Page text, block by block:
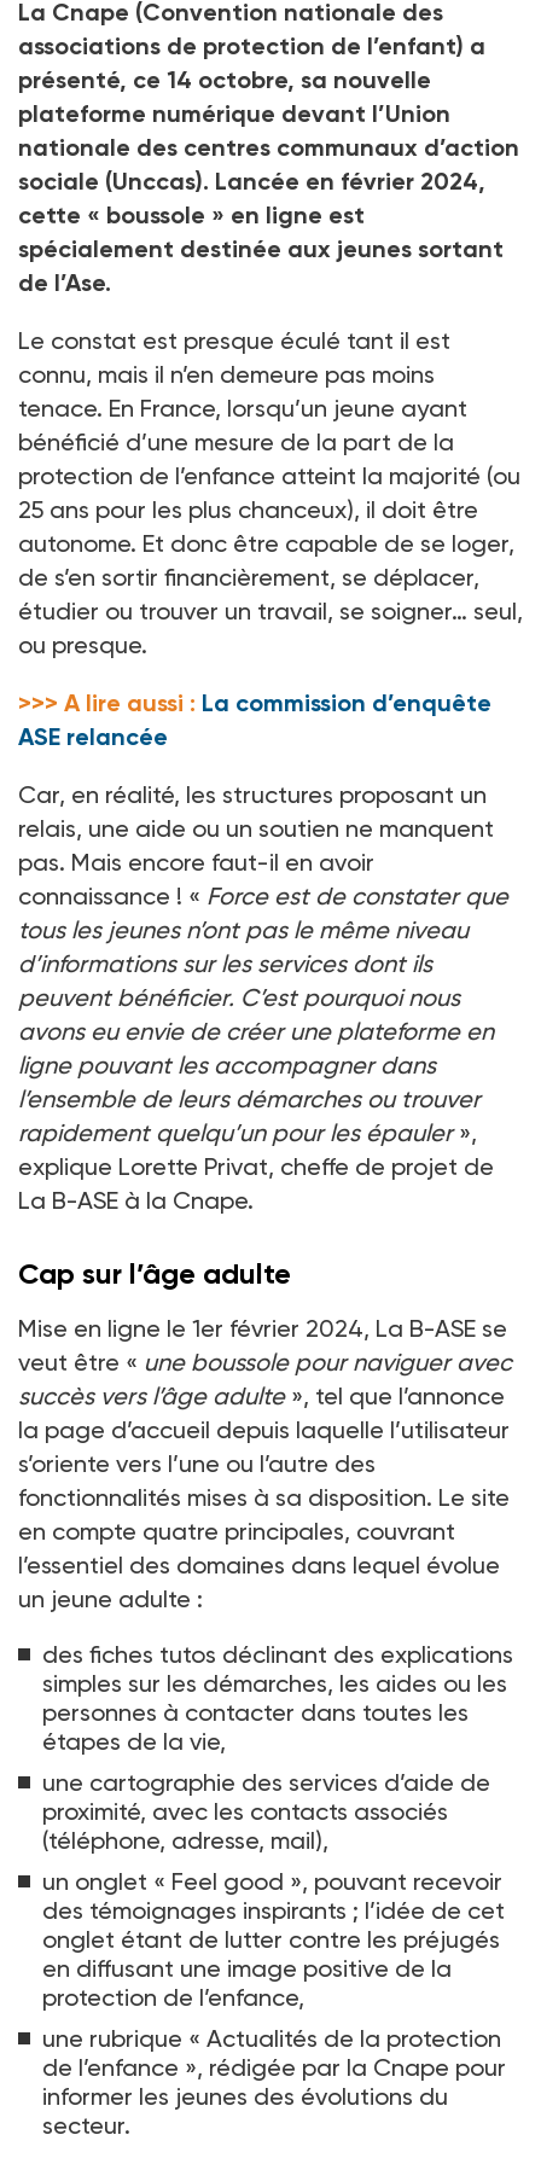
La Cnape (Convention nationale des
associations de protection de l’enfant) a
présenté, ce 14 octobre, sa nouvelle
plateforme numérique devant l’Union
nationale des centres communaux d’action
sociale (Unccas). Lancée en février 2024,
cette « boussole » en ligne est
spécialement destinée aux jeunes sortant
de l’Ase.
Le constat est presque éculé tant il est
connu, mais il n’en demeure pas moins
tenace. En France, lorsqu’un jeune ayant
bénéficié d’une mesure de la part de la
protection de l’enfance atteint la majorité (ou
25 ans pour les plus chanceux), il doit être
autonome. Et donc être capable de se loger,
de s’en sortir financièrement, se déplacer,
étudier ou trouver un travail, se soigner… seul,
ou presque.
>>> A lire aussi : La commission d’enquête
ASE relancée
Car, en réalité, les structures proposant un
relais, une aide ou un soutien ne manquent
pas. Mais encore faut-il en avoir
connaissance ! « Force est de constater que
tous les jeunes n’ont pas le même niveau
d’informations sur les services dont ils
peuvent bénéficier. C’est pourquoi nous
avons eu envie de créer une plateforme en
ligne pouvant les accompagner dans
l’ensemble de leurs démarches ou trouver
rapidement quelqu’un pour les épauler»,
explique Lorette Privat, cheffe de projet de
La B-ASE à la Cnape.
Cap sur l’âge adulte
Mise en ligne le 1er février 2024, La B-ASE se
veut être « une boussole pour naviguer avec
succès vers l’âge adulte », tel que l’annonce
la page d’accueil depuis laquelle l’utilisateur
s’oriente vers l’une ou l’autre des
fonctionnalités mises à sa disposition. Le site
en compte quatre principales, couvrant
l’essentiel des domaines dans lequel évolue
un jeune adulte :
des fiches tutos déclinant des explications
simples sur les démarches, les aides ou les
personnes à contacter dans toutes les
étapes de la vie,
une cartographie des services d’aide de
proximité, avec les contacts associés
(téléphone, adresse, mail),
un onglet « Feel good », pouvant recevoir
des témoignages inspirants ; l’idée de cet
onglet étant de lutter contre les préjugés
en diffusant une image positive de la
protection de l’enfance,
une rubrique « Actualités de la protection
de l’enfance », rédigée par la Cnape pour
informer les jeunes des évolutions du
secteur.